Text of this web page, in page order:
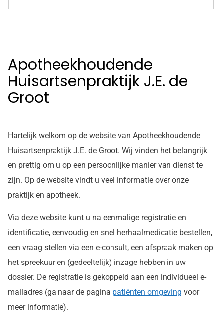
Apotheekhoudende
Huisartsenpraktijk J.E. de
Groot
Hartelijk welkom op de website van Apotheekhoudende
Huisartsenpraktijk J.E. de Groot. Wij vinden het belangrijk
en prettig om u op een persoonlijke manier van dienst te
zijn. Op de website vindt u veel informatie over onze
praktijk en apotheek.
Via deze website kunt u na eenmalige registratie en
identificatie, eenvoudig en snel herhaalmedicatie bestellen,
een vraag stellen via een e-consult, een afspraak maken op
het spreekuur en (gedeeltelijk) inzage hebben in uw
dossier. De registratie is gekoppeld aan een individueel e-
mailadres (ga naar de pagina patiënten omgeving voor
meer informatie).